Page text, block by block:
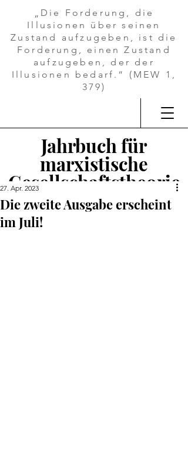
Jahrbuch für
marxistische
Gesellschaftstheorie
„Die Forderung, die
Illusionen über seinen
Zustand aufzugeben, ist die
Forderung, einen Zustand
aufzugeben, der der
Illusionen bedarf.“ (MEW 1,
379)
Die zweite Ausgabe erscheint
im Juli!
27. Apr. 2023